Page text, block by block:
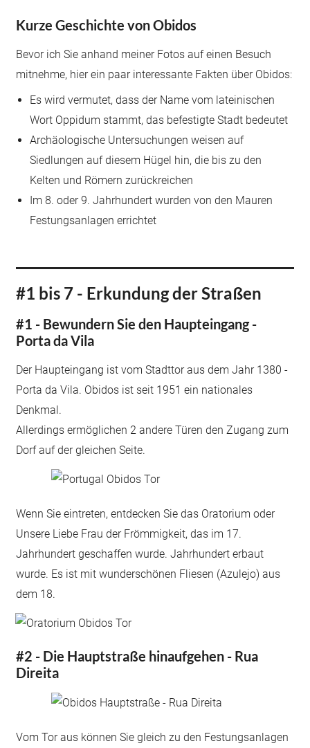
Kurze Geschichte von Obidos
Bevor ich Sie anhand meiner Fotos auf einen Besuch
mitnehme, hier ein paar interessante Fakten über Obidos:
Es wird vermutet, dass der Name vom lateinischen
Wort Oppidum stammt, das befestigte Stadt bedeutet
Archäologische Untersuchungen weisen auf
Siedlungen auf diesem Hügel hin, die bis zu den
Kelten und Römern zurückreichen
Im 8. oder 9. Jahrhundert wurden von den Mauren
Festungsanlagen errichtet
#1 bis 7 - Erkundung der Straßen
#1 - Bewundern Sie den Haupteingang -
Porta da Vila
Der Haupteingang ist vom Stadttor aus dem Jahr 1380 -
Porta da Vila. Obidos ist seit 1951 ein nationales
Denkmal.
Allerdings ermöglichen 2 andere Türen den Zugang zum
Dorf auf der gleichen Seite.
Wenn Sie eintreten, entdecken Sie das Oratorium oder
Unsere Liebe Frau der Frömmigkeit, das im 17.
Jahrhundert geschaffen wurde. Jahrhundert erbaut
wurde. Es ist mit wunderschönen Fliesen (Azulejo) aus
dem 18.
#2 - Die Hauptstraße hinaufgehen - Rua
Direita
Vom Tor aus können Sie gleich zu den Festungsanlagen